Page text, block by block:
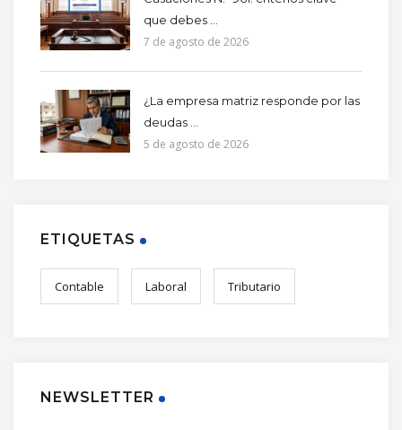
que debes ...
7 de agosto de 2026
¿La empresa matriz responde por las
deudas ...
5 de agosto de 2026
ETIQUETAS
Contable Laboral Tributario
NEWSLETTER